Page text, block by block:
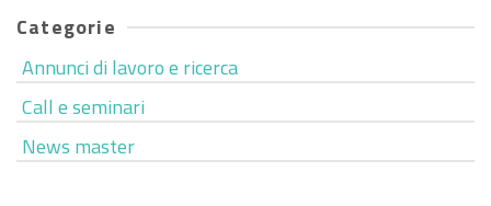
Categorie
Annunci di lavoro e ricerca
Call e seminari
News master